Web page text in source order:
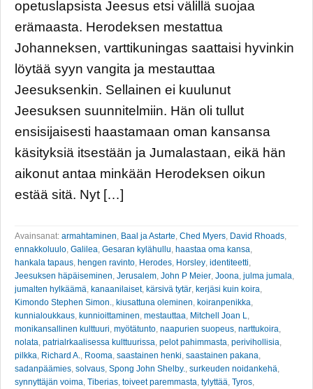
opetuslapsista Jeesus etsi välillä suojaa
erämaasta. Herodeksen mestattua
Johanneksen, varttikuningas saattaisi hyvinkin
löytää syyn vangita ja mestauttaa
Jeesuksenkin. Sellainen ei kuulunut
Jeesuksen suunnitelmiin. Hän oli tullut
ensisijaisesti haastamaan oman kansansa
käsityksiä itsestään ja Jumalastaan, eikä hän
aikonut antaa minkään Herodeksen oikun
estää sitä. Nyt […]
Avainsanat: armahtaminen Baal ja Astarte Ched Myers David Rhoads
ennakkoluulo Galilea Gesaran kylähullu haastaa oma kansa
hankala tapaus hengen ravinto Herodes Horsley identiteetti
Jeesuksen häpäiseminen Jerusalem John P Meier Joona julma jumala
jumalten hylkäämä kanaanilaiset, kärsivä tytär kerjäsi kuin koira
Kimondo Stephen Simon.
kiusattuna oleminen koiranpenikka
kunnialoukkaus kunnioittaminen mestauttaa Mitchell Joan L
monikansallinen kulttuuri myötätunto naapurien suopeus narttukoira
nolata patrialrkaalisessa kulttuurissa pelot pahimmasta perivihollisia
pilkka Richard A. Rooma saastainen henki saastainen pakana
sadanpäämies solvaus Spong John Shelby. surkeuden noidankehä
synnyttäjän voima Tiberias toiveet paremmasta tylyttää Tyros